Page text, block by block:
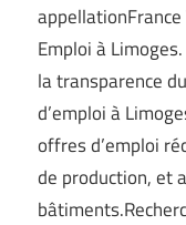
Emploi à
la transparence
d’emploi à
offres d’emploi
de production, et